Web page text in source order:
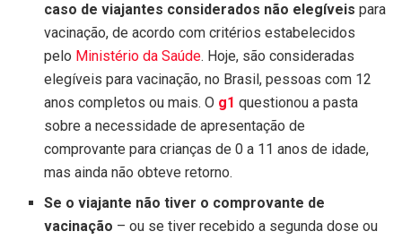
caso de viajantes considerados não elegíveispara
vacinação, de acordo com critérios estabelecidos
pelo Ministério da Saúde. Hoje, são consideradas
elegíveis para vacinação, no Brasil, pessoas com 12
anos completos ou mais. O g1 questionou a pasta
sobre a necessidade de apresentação de
comprovante para crianças de 0 a 11 anos de idade,
mas ainda não obteve retorno.
Se o viajante não tiver o comprovante de
vacinação – ou se tiver recebido a segunda dose ou